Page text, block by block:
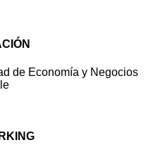
de Economía y Negocios